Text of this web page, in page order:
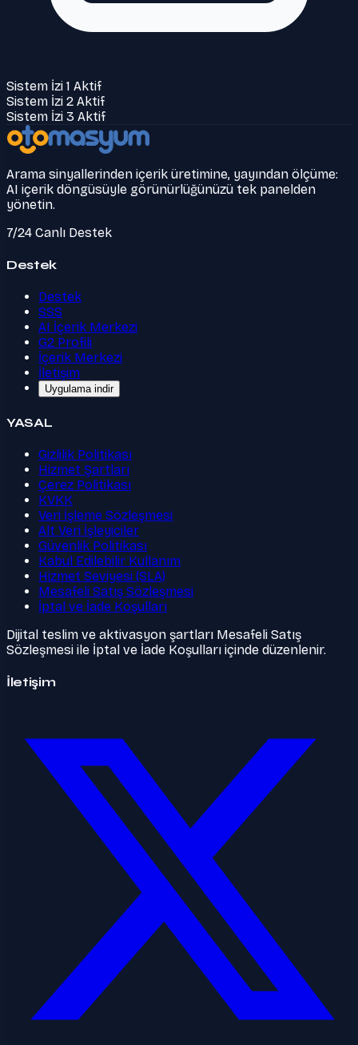
Sistem İzi 1 Aktif
Sistem İzi 2 Aktif
Sistem İzi 3 Aktif
Arama sinyallerinden içerik üretimine, yayından ölçüme:
AI içerik döngüsüyle görünürlüğünüzü tek panelden
yönetin.
7/24 Canlı Destek
Destek
Destek
SSS
AI İçerik Merkezi
G2 Profili
İçerik Merkezi
İletişim
Uygulama indir
YASAL
Gizlilik Politikası
Hizmet Şartları
Çerez Politikası
KVKK
Veri İşleme Sözleşmesi
Alt Veri İşleyiciler
Güvenlik Politikası
Kabul Edilebilir Kullanım
Hizmet Seviyesi (SLA)
Mesafeli Satış Sözleşmesi
İptal ve İade Koşulları
Dijital teslim ve aktivasyon şartları Mesafeli Satış
Sözleşmesi ile İptal ve İade Koşulları içinde düzenlenir.
İletişim